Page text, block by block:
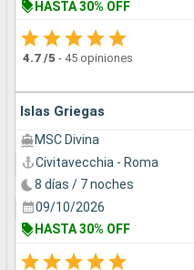
HASTA 30% OFF
4.7 /5 - 45 opiniones
Islas Griegas
MSC Divina
Civitavecchia - Roma
8 días / 7 noches
09/10/2026
HASTA 30% OFF